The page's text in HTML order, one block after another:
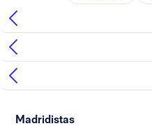
Madridistas